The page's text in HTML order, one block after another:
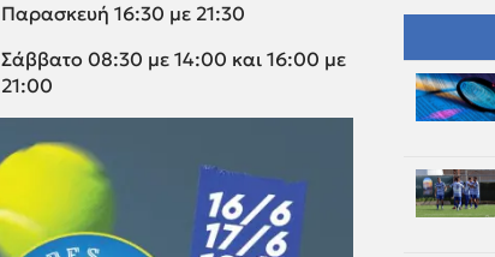
Παρασκευή 16:30 με 21:30
Σάββατο 08:30 με 14:00 και 16:00 με
21:00